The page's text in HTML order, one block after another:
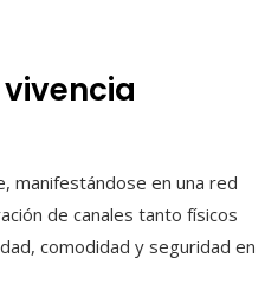
manifestándose en una red
de canales tanto físicos
comodidad y seguridad en